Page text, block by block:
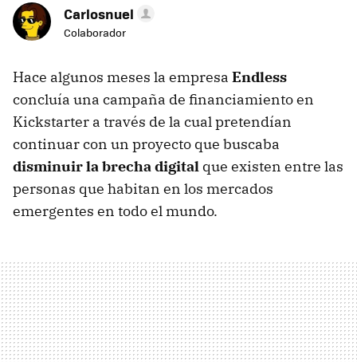
Carlosnuel
Colaborador
Hace algunos meses la empresa Endless
concluía una campaña de financiamiento en
Kickstarter a través de la cual pretendían
continuar con un proyecto que buscaba
disminuir la brecha digital que existen entre las
personas que habitan en los mercados
emergentes en todo el mundo.